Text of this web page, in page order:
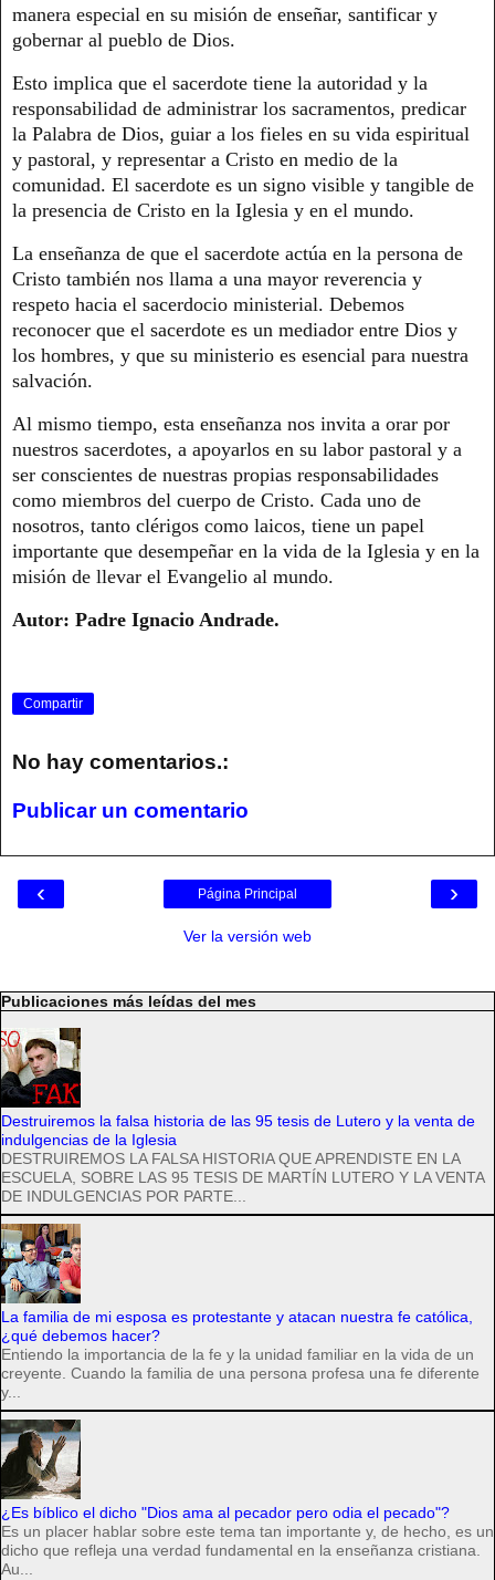
manera especial en su misión de enseñar, santificar y
gobernar al pueblo de Dios.
Esto implica que el sacerdote tiene la autoridad y la
responsabilidad de administrar los sacramentos, predicar
la Palabra de Dios, guiar a los fieles en su vida espiritual
y pastoral, y representar a Cristo en medio de la
comunidad. El sacerdote es un signo visible y tangible de
la presencia de Cristo en la Iglesia y en el mundo.
La enseñanza de que el sacerdote actúa en la persona de
Cristo también nos llama a una mayor reverencia y
respeto hacia el sacerdocio ministerial. Debemos
reconocer que el sacerdote es un mediador entre Dios y
los hombres, y que su ministerio es esencial para nuestra
salvación.
Al mismo tiempo, esta enseñanza nos invita a orar por
nuestros sacerdotes, a apoyarlos en su labor pastoral y a
ser conscientes de nuestras propias responsabilidades
como miembros del cuerpo de Cristo. Cada uno de
nosotros, tanto clérigos como laicos, tiene un papel
importante que desempeñar en la vida de la Iglesia y en la
misión de llevar el Evangelio al mundo.
Autor: Padre Ignacio Andrade.
Compartir
No hay comentarios.:
Publicar un comentario
‹ ›
Página Principal
Ver la versión web
Publicaciones más leídas del mes
Destruiremos la falsa historia de las 95 tesis de Lutero y la venta de
indulgencias de la Iglesia
DESTRUIREMOS LA FALSA HISTORIA QUE APRENDISTE EN LA
ESCUELA, SOBRE LAS 95 TESIS DE MARTÍN LUTERO Y LA VENTA
DE INDULGENCIAS POR PARTE...
La familia de mi esposa es protestante y atacan nuestra fe católica,
¿qué debemos hacer?
Entiendo la importancia de la fe y la unidad familiar en la vida de un
creyente. Cuando la familia de una persona profesa una fe diferente
y...
¿Es bíblico el dicho "Dios ama al pecador pero odia el pecado"?
Es un placer hablar sobre este tema tan importante y, de hecho, es un
dicho que refleja una verdad fundamental en la enseñanza cristiana.
Au...